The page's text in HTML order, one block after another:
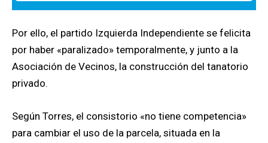
Por ello, el partido Izquierda Independiente se felicita
por haber «paralizado» temporalmente, y junto a la
Asociación de Vecinos, la construcción del tanatorio
privado.
Según Torres, el consistorio «no tiene competencia»
para cambiar el uso de la parcela, situada en la